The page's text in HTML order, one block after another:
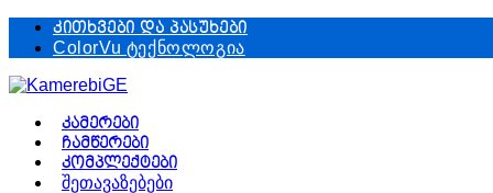
Skip
Skip
კითხვები და პასუხები
ColorVu ტექნოლოგია
კამერები
ჩამწერები
კომპლექტები
შეთავაზებები